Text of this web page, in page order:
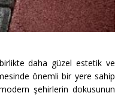
daha güzel estetik ve
önemli bir yere sahip
şehirlerin dokusunun